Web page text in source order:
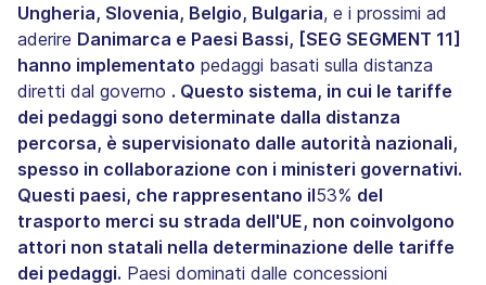
Ungheria, Slovenia, Belgio, Bulgaria, e i prossimi ad
aderire Danimarca e Paesi Bassi, [SEG SEGMENT 11]
hanno implementato pedaggi basati sulla distanza
diretti dal governo . Questo sistema, in cui le tariffe
dei pedaggi sono determinate dalla distanza
percorsa, è supervisionato dalle autorità nazionali,
spesso in collaborazione con i ministeri governativi.
Questi paesi, che rappresentano il53% del
trasporto merci su strada dell'UE, non coinvolgono
attori non statali nella determinazione delle tariffe
dei pedaggi. Paesi dominati dalle concessioni